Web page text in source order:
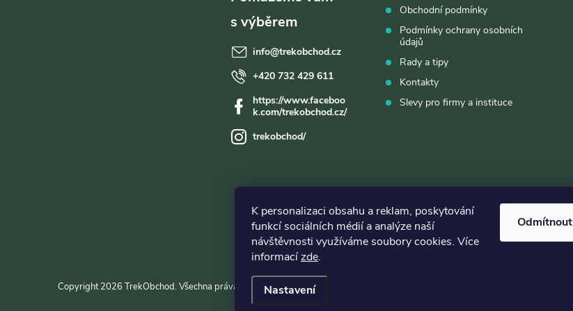
K personalizaci obsahu a reklam, poskytování
funkcí sociálních médií a analýze naší
návštěvnosti využíváme soubory cookies. Více
informacízde.
Nastavení
Odmítnout
info@trekobchod.cz
+420 732 429 611
https://www.faceboo
k.com/trekobchod.cz/
trekobchod/
Obchodní podmínky
Podmínky ochrany osobních
údajů
Rady a tipy
Kontakty
Slevy pro firmy a instituce
Copyright 2026 TrekObchod. Všechna práva vyhrazena.Upravit nastavení cookies